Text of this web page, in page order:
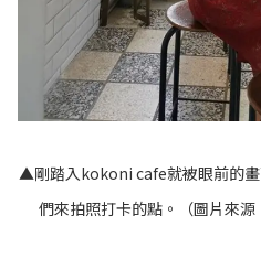
▲剛踏入kokoni cafe就被眼前的
們來拍照打卡的點。（圖片來源